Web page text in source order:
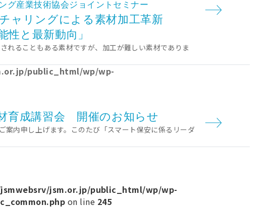
グ産業技術協会ジョイントセミナー
ャリングによる素材加工革新
と最新動向」
れることもある素材ですが、加工が難しい素材でありま
public_html/wp/wp-
育成講習会 開催のお知らせ
内申し上げます。このたび「スマート保安に係るリーダ
jsm.or.jp/public_html/wp/wp-
on line 245